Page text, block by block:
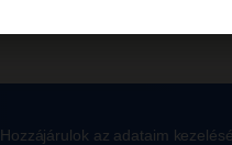
Hozzájárulok az adataim